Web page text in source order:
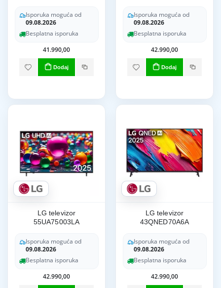
Isporuka moguća od
09.08.2026
Besplatna isporuka
41.990,00
Dodaj
Isporuka moguća od
09.08.2026
Besplatna isporuka
42.990,00
Dodaj
LG televizor
55UA75003LA
Isporuka moguća od
09.08.2026
Besplatna isporuka
42.990,00
LG televizor
43QNED70A6A
Isporuka moguća od
09.08.2026
Besplatna isporuka
42.990,00